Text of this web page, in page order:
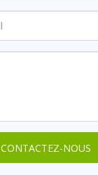
CONTACTEZ-NOUS